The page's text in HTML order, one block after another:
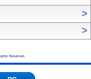
Reserved.